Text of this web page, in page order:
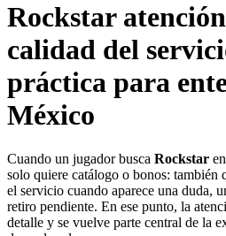
Rockstar
calidad del
práctica para
México
Cuando un jugador busca Rockstar
solo quiere catálogo o bonos: también
el servicio cuando aparece una duda,
retiro pendiente. En ese punto, la
detalle y se vuelve parte central de la